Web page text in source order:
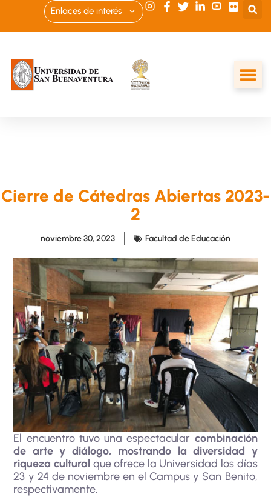
Enlaces de interés
Cierre de Cátedras Abiertas 2023-
2
noviembre 30, 2023 Facultad de Educación
El encuentro tuvo una espectacular combinación
de arte y diálogo, mostrando la diversidad y
riqueza cultural que ofrece la Universidad los días
23 y 24 de noviembre en el Campus y San Benito,
respectivamente.